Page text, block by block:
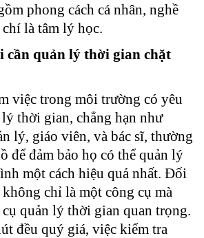
phong cách cá nhân, nghề
là tâm lý học.
cần quản lý thời gian chặt
việc trong môi trường có yêu
lý thời gian, chẳng hạn như
lý, giáo viên, và bác sĩ, thường
để đảm bảo họ có thể quản lý
một cách hiệu quả nhất. Đối
chỉ là một công cụ mà
quản lý thời gian quan trọng.
đều quý giá, việc kiểm tra